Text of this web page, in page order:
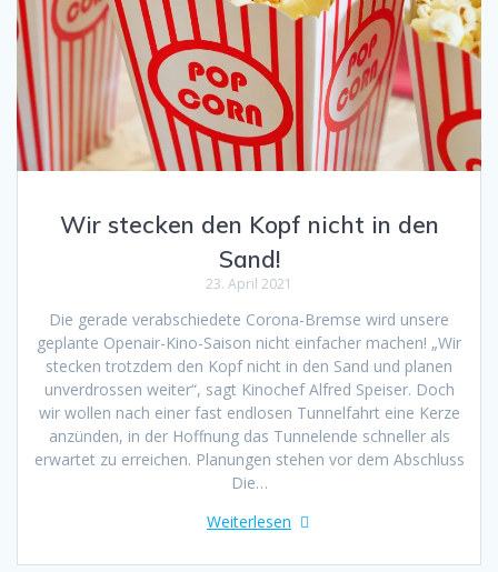
Wir stecken den Kopf nicht in den
Sand!
23. April 2021
Die gerade verabschiedete Corona-Bremse wird unsere
geplante Openair-Kino-Saison nicht einfacher machen! „Wir
stecken trotzdem den Kopf nicht in den Sand und planen
unverdrossen weiter“, sagt Kinochef Alfred Speiser. Doch
wir wollen nach einer fast endlosen Tunnelfahrt eine Kerze
anzünden, in der Hoffnung das Tunnelende schneller als
erwartet zu erreichen. Planungen stehen vor dem Abschluss
Die…
Weiterlesen